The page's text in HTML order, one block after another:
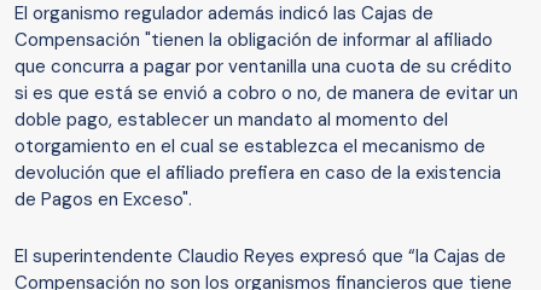
El organismo regulador además indicó las Cajas de
Compensación "tienen la obligación de informar al afiliado
que concurra a pagar por ventanilla una cuota de su crédito
si es que está se envió a cobro o no, de manera de evitar un
doble pago, establecer un mandato al momento del
otorgamiento en el cual se establezca el mecanismo de
devolución que el afiliado prefiera en caso de la existencia
de Pagos en Exceso".
El superintendente Claudio Reyes expresó que “la Cajas de
Compensación no son los organismos financieros que tiene